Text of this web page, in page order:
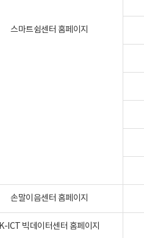
스마트쉼센터 홈페이지
손말이음센터 홈페이지
K-ICT 빅데이터센터 홈페이지